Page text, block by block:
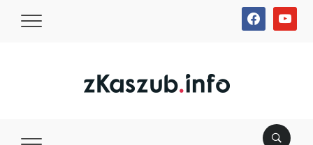
facebookyoutube